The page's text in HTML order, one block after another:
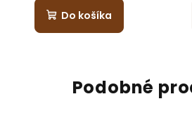
Do košíka
Podobné